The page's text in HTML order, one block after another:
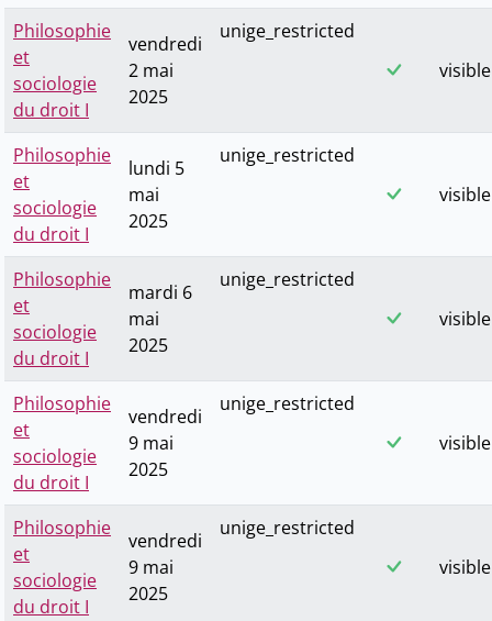
Philosophie
et
sociologie
du droit I
vendredi
2 mai
2025
unige_restricted
visible
Philosophie
et
sociologie
du droit I
lundi 5
mai
2025
unige_restricted
visible
Philosophie
et
sociologie
du droit I
mardi 6
mai
2025
unige_restricted
visible
Philosophie
et
sociologie
du droit I
vendredi
9 mai
2025
unige_restricted
visible
Philosophie
et
sociologie
du droit I
vendredi
9 mai
2025
unige_restricted
visible